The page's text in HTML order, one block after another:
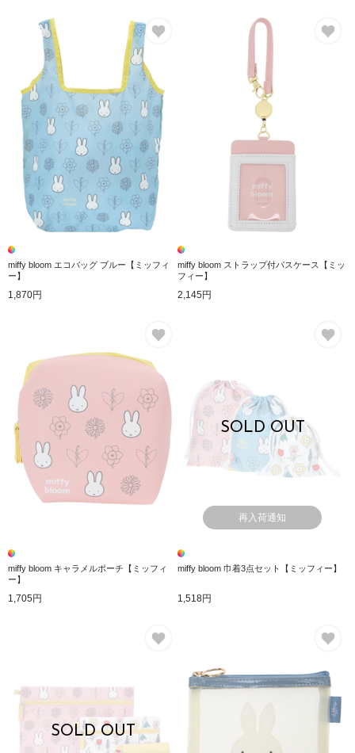
miffy bloom エコバッグ ブルー【ミッフィ
ー】
1,870円
miffy bloom ストラップ付パスケース【ミッ
フィー】
2,145円
miffy bloom キャラメルポーチ【ミッフィ
ー】
1,705円
SOLD OUT
再入荷通知
miffy bloom 巾着3点セット【ミッフィー】
1,518円
SOLD OUT